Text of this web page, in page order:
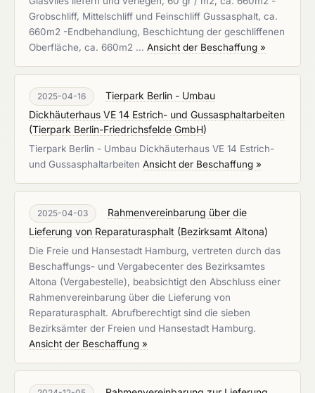
Grobschliff, Mittelschliff und Feinschliff Gussasphalt, ca.
660m2 -Endbehandlung, Beschichtung der geschliffenen
Oberfläche, ca. 660m2 … Ansicht der Beschaffung »
2025-04-16
Tierpark Berlin - Umbau
Dickhäuterhaus VE 14 Estrich- und Gussasphaltarbeiten
(Tierpark Berlin-Friedrichsfelde GmbH)
Tierpark Berlin - Umbau Dickhäuterhaus VE 14 Estrich-
und Gussasphaltarbeiten Ansicht der Beschaffung »
2025-04-03
Rahmenvereinbarung über die
Lieferung von Reparaturasphalt (Bezirksamt Altona)
Die Freie und Hansestadt Hamburg, vertreten durch das
Beschaffungs- und Vergabecenter des Bezirksamtes
Altona (Vergabestelle), beabsichtigt den Abschluss einer
Rahmenvereinbarung über die Lieferung von
Reparaturasphalt. Abrufberechtigt sind die sieben
Bezirksämter der Freien und Hansestadt Hamburg.
Ansicht der Beschaffung »